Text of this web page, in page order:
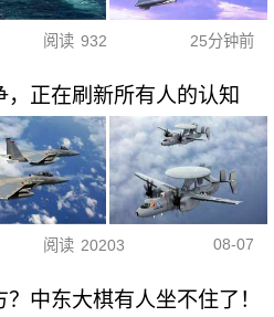
阅读 932 25分钟前
正在刷新所有人的认知
阅读 20203 08-07
中东大棋有人坐不住了！